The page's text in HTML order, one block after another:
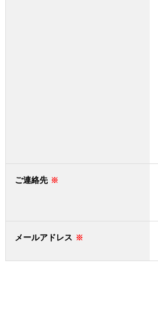
ご連絡先
メールアドレス